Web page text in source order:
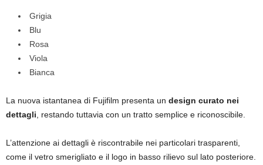
Grigia
Blu
Rosa
Viola
Bianca
La nuova istantanea di Fujifilm presenta un design curato nei
dettagli, restando tuttavia con un tratto semplice e riconoscibile.
L’attenzione ai dettagli è riscontrabile nei particolari trasparenti,
come il vetro smerigliato e il logo in basso rilievo sul lato posteriore.